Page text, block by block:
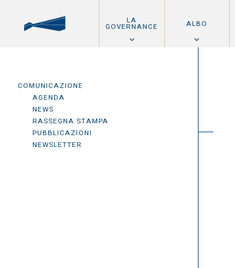
LA
GOVERNANCE ALBO
COMUNICAZIONE
AGENDA
NEWS
RASSEGNA STAMPA
PUBBLICAZIONI
NEWSLETTER